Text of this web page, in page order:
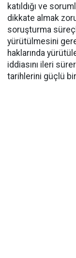
katıldığı ve
dikkate almak
soruşturma
yürütülmesini
haklarında
iddiasını ileri
tarihlerini güçlü